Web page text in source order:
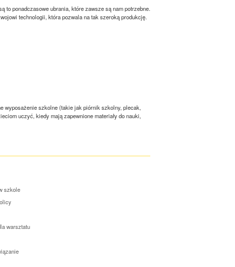
to ponadczasowe ubrania, które zawsze są nam potrzebne.
technologii, która pozwala na tak szeroką produkcję.
wyposażenie szkolne (takie jak piórnik szkolny, plecak,
uczyć, kiedy mają zapewnione materiały do nauki,
szkole
warsztatu